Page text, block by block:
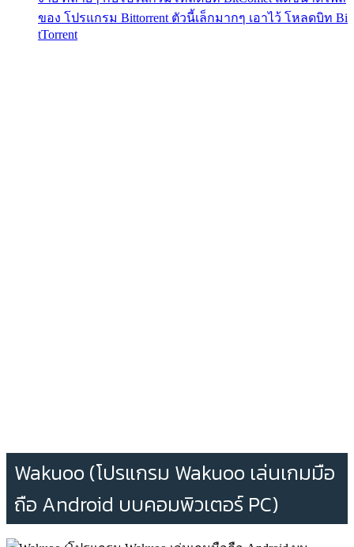
ของ โปรแกรม Bittorrent ตัวนี้เล็กมากๆ เอาไว้ โหลดบิท Bi
tTorrent
Wakuoo (โปรแกรม Wakuoo เล่นเกมมือ
ถือ Android บบคอมพิวเตอร์​ PC)